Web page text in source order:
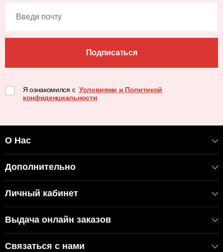
Подписаться
Я ознакомился с Условиями и Политикой
конфиденциальности
О Нас
Дополнительно
Личный кабинет
Выдача онлайн заказов
Связаться с нами